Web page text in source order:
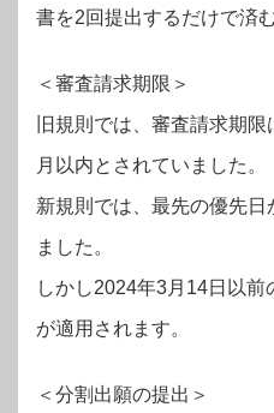
書を2回提出するだけで済
＜審査請求期限＞
旧規則では、審査請求期
月以内とされていました。
新規則では、最先の優先
ました。
しかし2024年3月14日以前
が適用されます。
＜分割出願の提出＞